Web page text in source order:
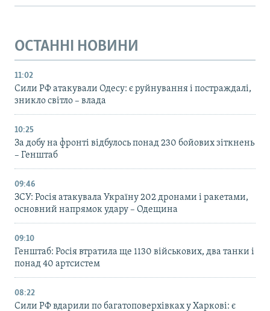
ОСТАННІ НОВИНИ
11:02
Сили РФ атакували Одесу: є руйнування і постраждалі,
зникло світло – влада
10:25
За добу на фронті відбулось понад 230 бойових зіткнень
– Генштаб
09:46
ЗСУ: Росія атакувала Україну 202 дронами і ракетами,
основний напрямок удару – Одещина
09:10
Генштаб: Росія втратила ще 1130 військових, два танки і
понад 40 артсистем
08:22
Сили РФ вдарили по багатоповерхівках у Харкові: є